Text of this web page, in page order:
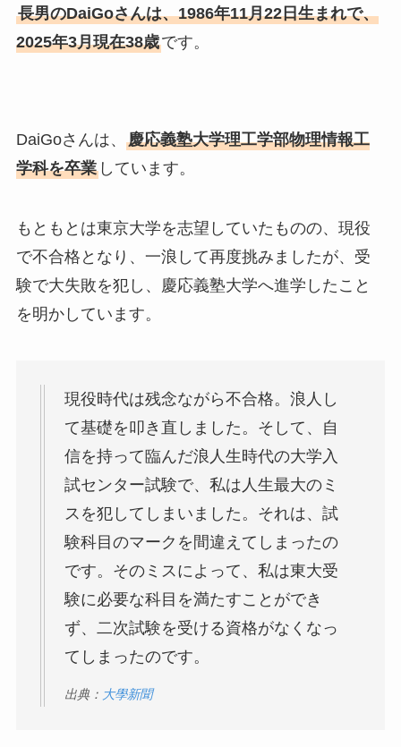
長男のDaiGoさんは、1986年11月22日生まれで、
2025年3月現在38歳です。
DaiGoさんは、 慶応義塾大学理工学部物理情報工
学科を卒業しています。
もともとは東京大学を志望していたものの、現役
で不合格となり、一浪して再度挑みましたが、受
験で大失敗を犯し、慶応義塾大学へ進学したこと
を明かしています。
現役時代は残念ながら不合格。浪人し
て基礎を叩き直しました。そして、自
信を持って臨んだ浪人生時代の大学入
試センター試験で、私は人生最大のミ
スを犯してしまいました。それは、試
験科目のマークを間違えてしまったの
です。そのミスによって、私は東大受
験に必要な科目を満たすことができ
ず、二次試験を受ける資格がなくなっ
てしまったのです。
出典： 大學新聞